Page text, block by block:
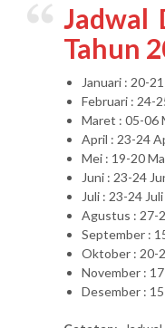
Jadwal
Tahun
Januari : 20-
Februari : 24-
Maret : 05-06
April : 23-24
Mei : 19-20
Juni : 23-24
Juli : 23-24
Agustus : 27-
September :
Oktober : 20-
November :
Desember :